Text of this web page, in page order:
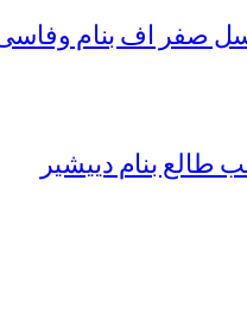
صفر اف بنام
طالع بنام دییشیر